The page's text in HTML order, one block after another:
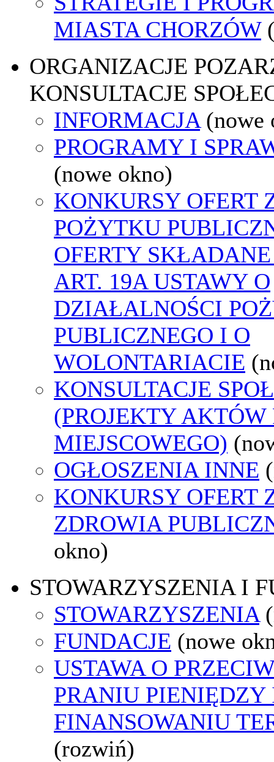
MIASTA CHORZÓW
ORGANIZACJE
KONSULTACJE
INFORMACJA (nowe
PROGRAMY I
(nowe okno)
KONKURSY OFERT
POŻYTKU
OFERTY
ART. 19A USTAWY O
DZIAŁALNOŚCI
PUBLICZNEGO I O
WOLONTARIACIE
KONSULTACJE
(PROJEKTY AKTÓW
MIEJSCOWEGO)
OGŁOSZENIA INNE
KONKURSY OFERT
ZDROWIA
okno)
STOWARZYSZENIA I
STOWARZYSZENIA
FUNDACJE (nowe
USTAWA O
PRANIU PIENIĘDZY
FINANSOWANIU
(rozwiń)